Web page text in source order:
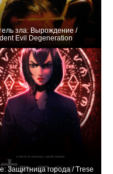
зла: Вырождение /
Evil Degeneration
Защитница города / Trese